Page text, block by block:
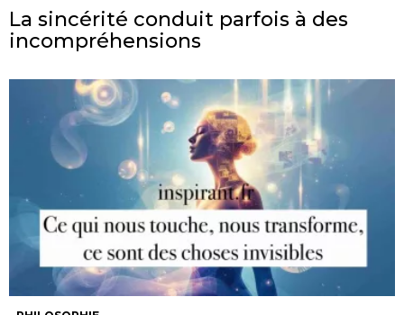
La sincérité conduit parfois à des
incompréhensions